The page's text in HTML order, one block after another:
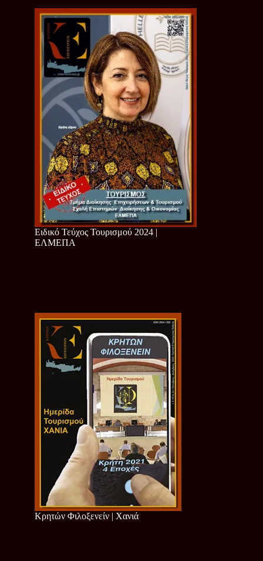
Ειδικό Τεύχος Τουρισμού 2024 |
ΕΛΜΕΠΑ
Κρητών Φιλοξενείν | Χανιά